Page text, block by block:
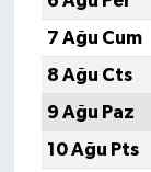
7 Ağu Cum
8 Ağu Cts
9 Ağu Paz
10 Ağu Pts